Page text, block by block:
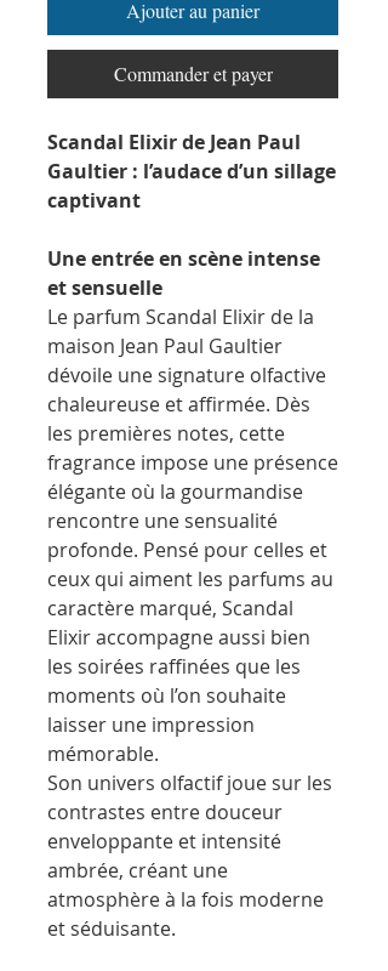
Ajouter au panier
Commander et payer
Scandal Elixir de Jean Paul
Gaultier : l’audace d’un sillage
captivant
Une entrée en scène intense
et sensuelle
Le parfum Scandal Elixir de la
maison Jean Paul Gaultier
dévoile une signature olfactive
chaleureuse et affirmée. Dès
les premières notes, cette
fragrance impose une présence
élégante où la gourmandise
rencontre une sensualité
profonde. Pensé pour celles et
ceux qui aiment les parfums au
caractère marqué, Scandal
Elixir accompagne aussi bien
les soirées raffinées que les
moments où l’on souhaite
laisser une impression
mémorable.
Son univers olfactif joue sur les
contrastes entre douceur
enveloppante et intensité
ambrée, créant une
atmosphère à la fois moderne
et séduisante.